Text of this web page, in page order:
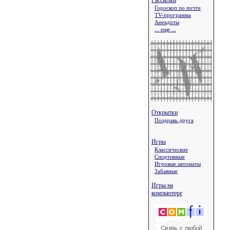
Гороскоп по почте
TV-программа
Анекдоты
... еще ...
Открытки
Поздравь друга
Игры
Классические
Спортивные
Игровые автоматы
Забавные
Игры на
компьютере